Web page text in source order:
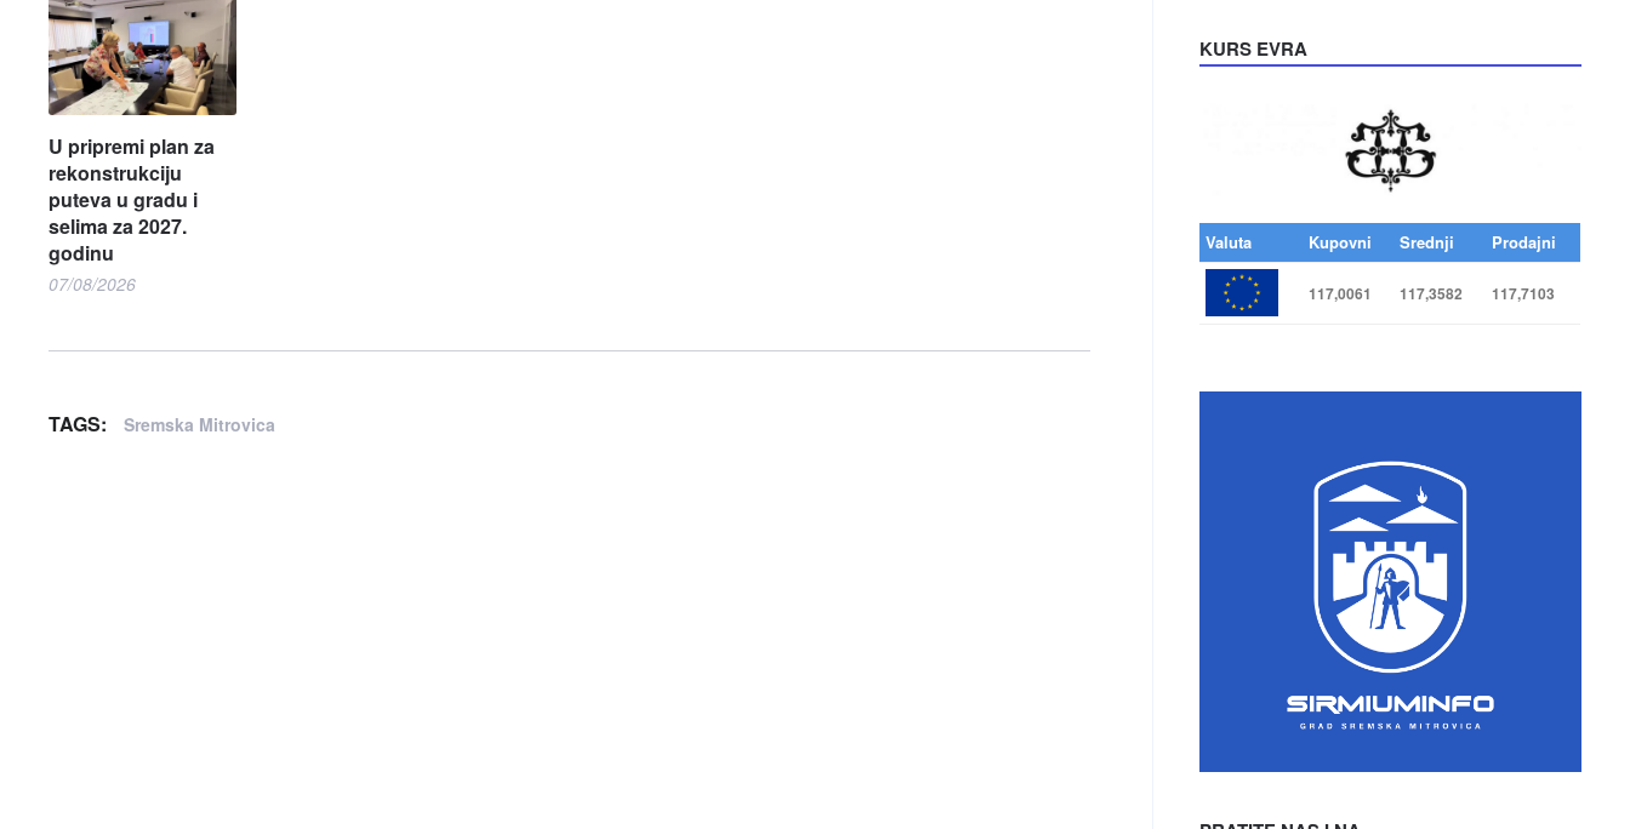
U pripremi plan za
rekonstrukciju
puteva u gradu i
selima za 2027.
godinu
07/08/2026
TAGS: Sremska Mitrovica
KURS EVRA
Valuta Kupovni Srednji Prodajni
117,0061 117,3582 117,7103